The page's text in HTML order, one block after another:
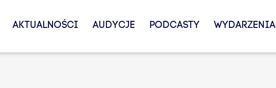
AKTUALNOŚCI AUDYCJE PODCASTY WYDARZENIA